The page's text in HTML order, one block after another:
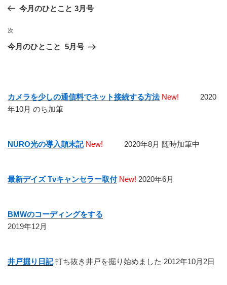
ナ
ビ
ゲ
ン
の
稿
今月のひとこと 3月号
次
の
次
今月のひとこと 5月号
カメラを少しの通信料でネット接続する方法 New! 2020
年10月 のち加筆
NURO光の導入顛末記 New! 2020年8月 随時加筆中
最新デイズ Tvキャンセラー取付New! 2020年6月
BMWのコーディングをする
2019年12月
井戸掘り日記 打ち抜き井戸を掘り始めました 2012年10月2日